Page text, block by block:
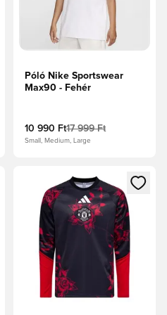
Póló Nike Sportswear
Max90 - Fehér
10 990 Ft17 999 Ft
Small, Medium, Large
vagy a tagként
Megnyit egy modált a